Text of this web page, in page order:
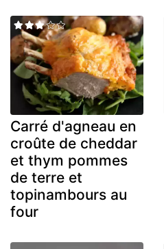
Carré d'agneau en
croûte de cheddar
et thym pommes
de terre et
topinambours au
four